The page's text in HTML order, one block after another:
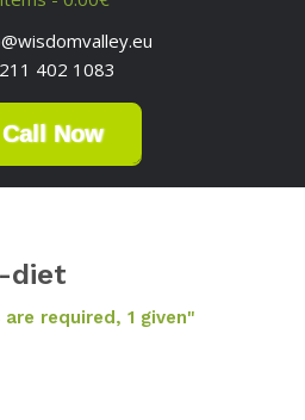
402 1083
Call Now
diet
required, 1 given"